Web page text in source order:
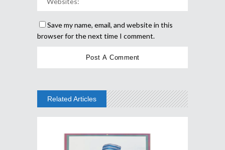
Save my name, email, and website in this
browser for the next time I comment.
Related Articles